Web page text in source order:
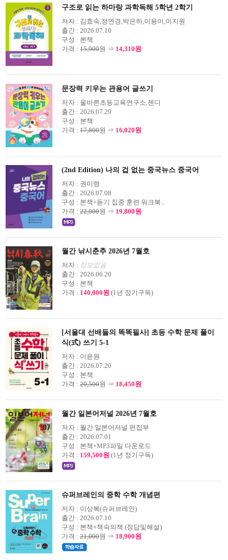
구조로 읽는 하마랑 과학독해 5학년 2학기
저자 : 김효숙,정연경,박은하,이용미,이지원
출간 : 2026.07.10
구성 : 본책
가격 : 15,900원 ⇒ 14,310원
문장력 키우는 관용어 글쓰기
저자 : 올바른초등교육연구소,젠디
출간 : 2026.07.29
구성 : 본책
가격 : 17,800원 ⇒ 16,020원
(2nd Edition) 나의 겁 없는 중국뉴스 중국어
저자 : 권미령
출간 : 2026.07.08
구성 : 본책+듣기 집중 훈련 워크북..
가격 : 22,000원 ⇒ 19,800원
월간 낚시춘추 2026년 7월호
저자 : 정보없음
출간 : 2026.06.20
구성 : 본책
가격 : 140,000원 (1년 정기구독)
[서울대 선배들의 똑똑필사] 초등 수학 문제 풀이
식(式) 쓰기 5-1
저자 : 이윤원
출간 : 2026.07.20
구성 : 본책
가격 : 20,500원 ⇒ 18,450원
월간 일본어저널 2026년 7월호
저자 : 월간 일본어저널 편집부
출간 : 2026.07.01
구성 : 본책+MP3파일 다운로드
가격 : 159,500원 (1년 정기구독)
슈퍼브레인의 중학 수학 개념편
저자 : 이상복(슈퍼브레인)
출간 : 2026.07.10
구성 : 본책+책속의책 (정답및해설)
가격 : 21,000원 ⇒ 18,900원